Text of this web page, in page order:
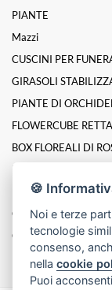
PIANTE
Mazzi
CUSCINI PER
GIRASOLI
PIANTE DI
FLOWERCUBE
BOX FLOREALI DI
ROSE INCANTATE
LINEA PLATINUM
Composizioni
Cesti
🍪
Noi e terze
tecnologie
consenso,
nellacookie
Puoi